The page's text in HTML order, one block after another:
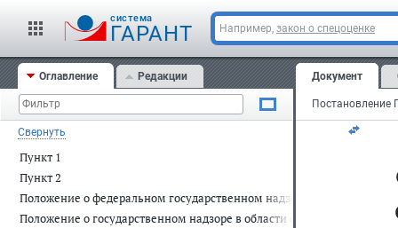
cистема
ГАРАНТ Например, закон о спецоценке
Оглавление Редакции
Свернуть
Пункт 1
Пункт 2
Положение о федеральном государственном надзоре в области связи
Положение о государственном надзоре в области охраны
Документ